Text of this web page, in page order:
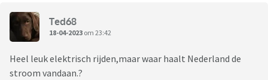
Ted68
18-04-2023 om 23:42
Heel leuk elektrisch rijden,maar waar haalt Nederland de
stroom vandaan.?